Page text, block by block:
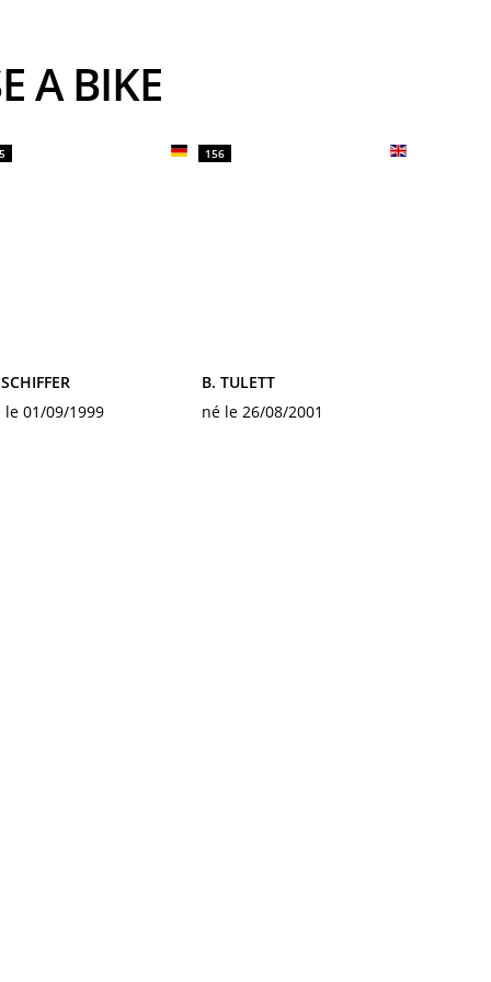
A BIKE
le 01/09/1999
156
B. TULETT
né le 26/08/2001